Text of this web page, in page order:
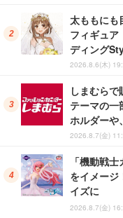
太ももにも
フィギュア
ディング
2026.8.6(木)
しまむらで
テーマの一
ホルダーや
2026.8.7(金)
「機動戦
をイメージ
イズに
2026.8.7(金)